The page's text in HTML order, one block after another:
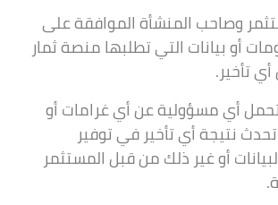
وصاحب المنشأة الموافقة على
أو بيانات التي تطلبها منصة ثمار
تأخير.
أي مسؤولية عن أي غرامات أو
نتيجة أي تأخير في توفير
أو غير ذلك من قبل المستثمر